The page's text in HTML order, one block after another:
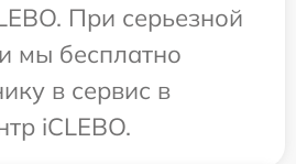
При серьезной
мы бесплатно
в сервис в
iCLEBO.